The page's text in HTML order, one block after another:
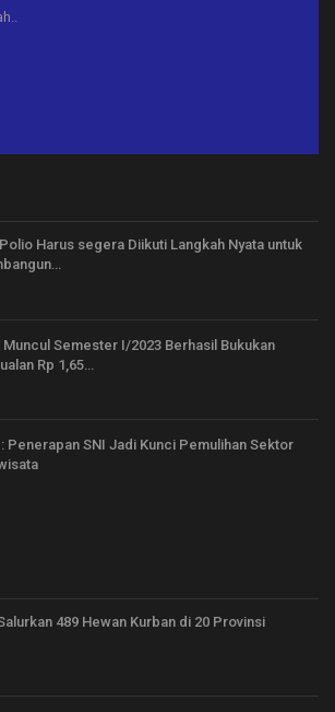
Harus segera Diikuti Langkah Nyata untuk
Muncul Semester I/2023 Berhasil Bukukan
Rp 1,65…
: Penerapan SNI Jadi Kunci Pemulihan Sektor
489 Hewan Kurban di 20 Provinsi